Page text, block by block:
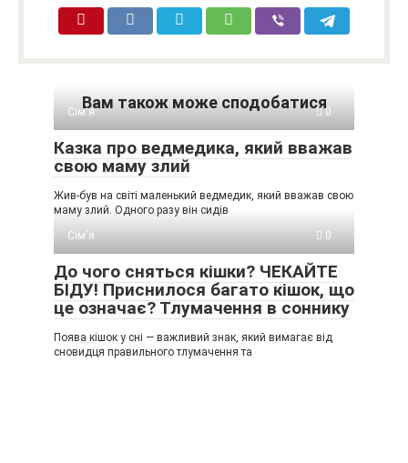
Вам також може сподобатися
Сім'я 0
Казка про ведмедика, який вважав
свою маму злий
Жив-був на світі маленький ведмедик, який вважав свою
маму злий. Одного разу він сидів
Сім'я
0
До чого сняться кішки? ЧЕКАЙТЕ
БІДУ! Приснилося багато кішок, що
це означає? Тлумачення в соннику
Поява кішок у сні — важливий знак, який вимагає від
сновидця правильного тлумачення та